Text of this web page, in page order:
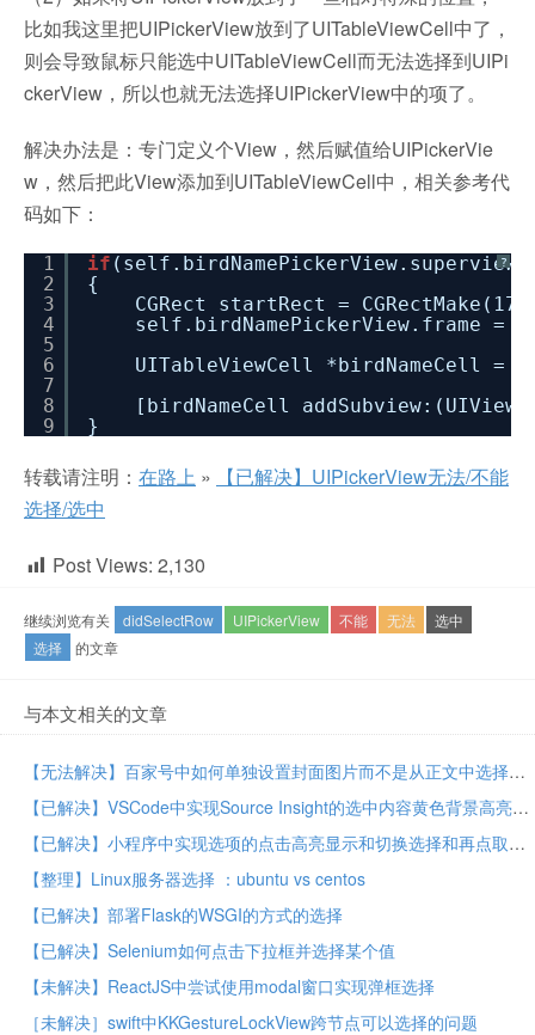
比如我这里把UIPickerView放到了UITableViewCell中了，
则会导致鼠标只能选中UITableViewCell而无法选择到UIPi
ckerView，所以也就无法选择UIPickerView中的项了。
解决办法是：专门定义个View，然后赋值给UIPickerVie
w，然后把此View添加到UITableViewCell中，相关参考代
码如下：
?
1
2
3
4
5
6
7
8
9
if
{
CGRect startRect =
self.birdNamePickerView.frame =
UITableViewCell *birdNameCell =
[birdNameCell
}
转载请注明： 在路上 »
【已解决】UIPickerView无法/不能
选择/选中
Post Views: 2,130
继续浏览有关 didSelectRow UIPickerView 不能 无法
选中
选择
的文章
与本文相关的文章
【无法解决】百家号中如何单独设置封面图片而不是从正文中选择封面图片
【已解决】VSCode中实现Source Insight的选中内容黄色背景高亮显示
【已解决】小程序中实现选项的点击高亮显示和切换选择和再点取消选择
【整理】Linux服务器选择 ：ubuntu vs centos
【已解决】部署Flask的WSGI的方式的选择
【已解决】Selenium如何点击下拉框并选择某个值
【未解决】ReactJS中尝试使用modal窗口实现弹框选择
［未解决］swift中KKGestureLockView跨节点可以选择的问题